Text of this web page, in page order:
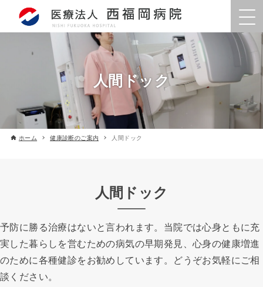
人間ドック
ホーム 健康診断のご案内 人間ドック
人間ドック
予防に勝る治療はないと言われます。当院では心身ともに充
実した暮らしを営むための病気の早期発見、心身の健康増進
のために各種健診をお勧めしています。どうぞお気軽にご相
談ください。